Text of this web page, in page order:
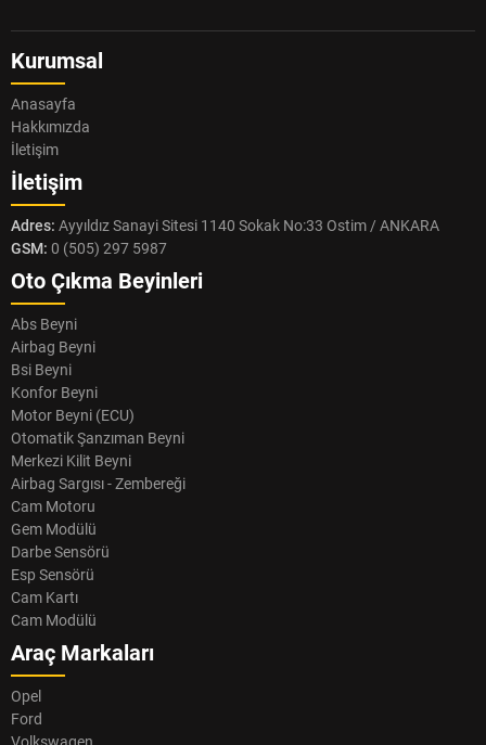
Kurumsal
Anasayfa
Hakkımızda
İletişim
İletişim
Adres: Ayyıldız Sanayi Sitesi 1140 Sokak No:33 Ostim / ANKARA
GSM: 0 (505) 297 5987
Oto Çıkma Beyinleri
Abs Beyni
Airbag Beyni
Bsi Beyni
Konfor Beyni
Motor Beyni (ECU)
Otomatik Şanzıman Beyni
Merkezi Kilit Beyni
Airbag Sargısı - Zembereği
Cam Motoru
Gem Modülü
Darbe Sensörü
Esp Sensörü
Cam Kartı
Cam Modülü
Araç Markaları
Opel
Ford